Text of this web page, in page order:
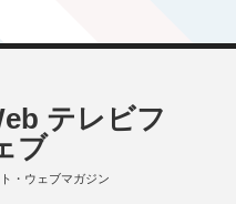
テレビフ
ブ
・ウェブマガジン